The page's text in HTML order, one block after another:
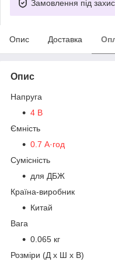
Замовлення під
Опис Доставка
Опис
Напруга
4 В
Ємність
0.7 А·год
Сумісність
для ДБЖ
Країна-виробник
Китай
Вага
0.065 кг
Розміри (Д х Ш х В)